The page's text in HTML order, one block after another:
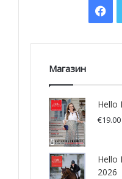
Магазин
Hello
€19.00
Hello
2026